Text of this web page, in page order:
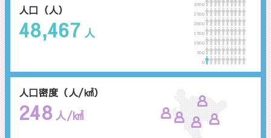
人口密度（人/㎢）
248 人/㎢
人口（人）
48,467 人
3000
2500
2000
1500
1000
500
0